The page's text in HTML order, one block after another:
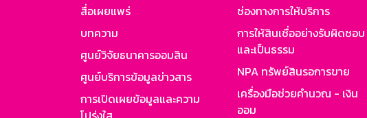
สื่อเผยแพร่
บทความ
ศูนย์วิจัยธนาคารออมสิน
ศูนย์บริการข้อมูลข่าวสาร
การเปิดเผยข้อมูลและความ
ช่องทางการให้บริการ
การให้สินเชื่ออย่างรับผิดชอบ
และเป็นธรรม
NPA ทรัพย์สินรอการขาย
เครื่องมือช่วยคำนวณ - เงิน
ออม